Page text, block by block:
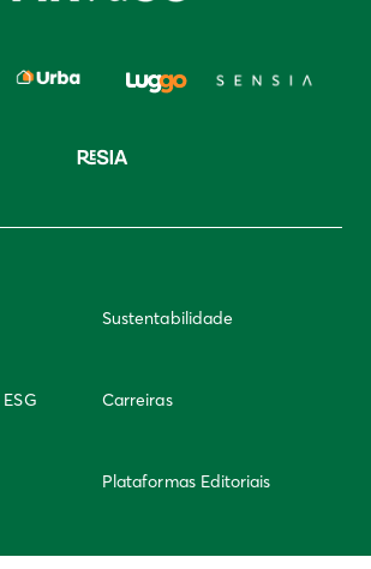
Sustentabilidade
Carreiras
Plataformas Editoriais
Integridade